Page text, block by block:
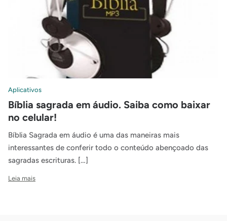
Aplicativos
Bíblia sagrada em áudio. Saiba como baixar
no celular!
Bíblia Sagrada em áudio é uma das maneiras mais
interessantes de conferir todo o conteúdo abençoado das
sagradas escrituras. […]
Leia mais